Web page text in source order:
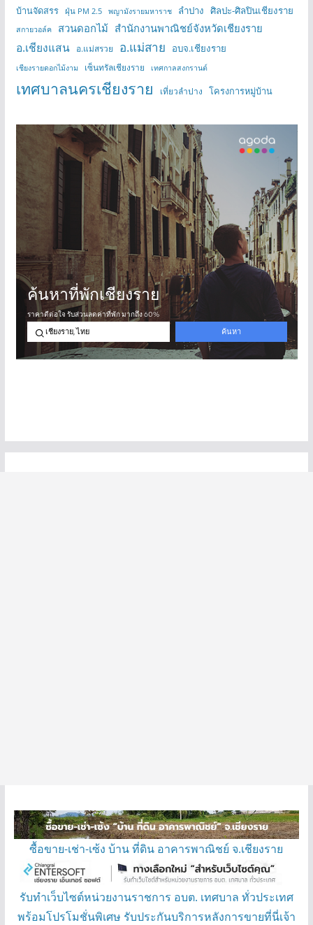
บ้านจัดสรร ฝุ่น PM 2.5 พญามังรายมหาราช ลำปาง ศิลปะ-ศิลปินเชียงราย
สกายวอล์ค สวนดอกไม้ สำนักงานพาณิชย์จังหวัดเชียงราย
อ.เชียงแสน อ.แม่สรวย อ.แม่สาย อบจ.เชียงราย
เชียงรายดอกไม้งาม เซ็นทรัลเชียงราย เทศกาลสงกรานต์
เทศบาลนครเชียงราย เที่ยวลำปาง โครงการหมู่บ้าน
ซื้อขาย-เช่า-เซ้ง บ้าน ที่ดิน อาคารพาณิชย์ จ.เชียงราย
รับทำเว็บไซต์หน่วยงานราชการ อบต. เทศบาล ทั่วประเทศ
พร้อมโปรโมชั่นพิเศษ รับประกันบริการหลังการขายที่นี่เจ้า